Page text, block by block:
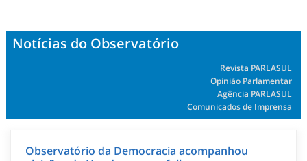
Notícias do Observatório
Revista PARLASUL
Opinião Parlamentar
Agência PARLASUL
Comunicados de Imprensa
Observatório da Democracia acompanhou